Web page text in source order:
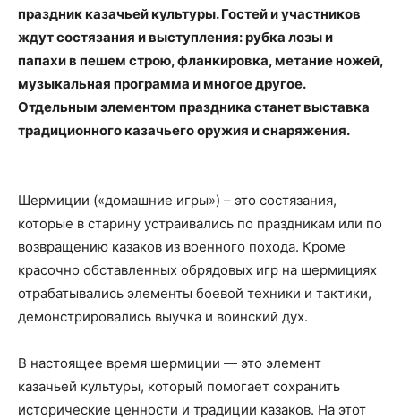
праздник казачьей культуры. Гостей и участников
ждут состязания и выступления: рубка лозы и
папахи в пешем строю, фланкировка, метание ножей,
музыкальная программа и многое другое.
Отдельным элементом праздника станет выставка
традиционного казачьего оружия и снаряжения.
Шермиции («домашние игры») – это состязания,
которые в старину устраивались по праздникам или по
возвращению казаков из военного похода. Кроме
красочно обставленных обрядовых игр на шермициях
отрабатывались элементы боевой техники и тактики,
демонстрировались выучка и воинский дух.
В настоящее время шермиции — это элемент
казачьей культуры, который помогает сохранить
исторические ценности и традиции казаков. На этот